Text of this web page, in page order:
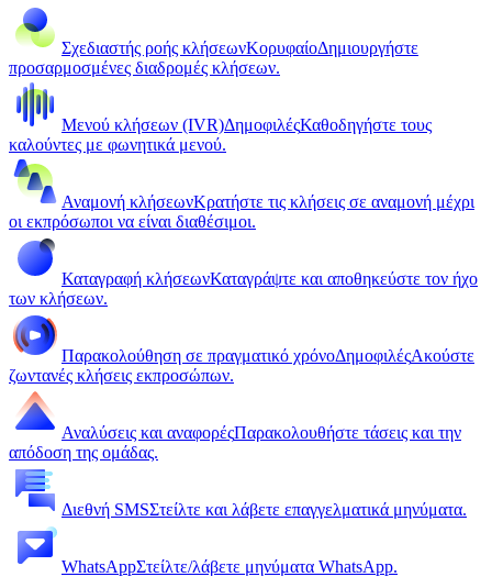
Σχεδιαστής ροής κλήσεωνΚορυφαίοΔημιουργήστε
προσαρμοσμένες διαδρομές κλήσεων.
Μενού κλήσεων (IVR)ΔημοφιλέςΚαθοδηγήστε τους
καλούντες με φωνητικά μενού.
Αναμονή κλήσεωνΚρατήστε τις κλήσεις σε αναμονή μέχρι
οι εκπρόσωποι να είναι διαθέσιμοι.
Καταγραφή κλήσεωνΚαταγράψτε και αποθηκεύστε τον ήχο
των κλήσεων.
Παρακολούθηση σε πραγματικό χρόνοΔημοφιλέςΑκούστε
ζωντανές κλήσεις εκπροσώπων.
Αναλύσεις και αναφορέςΠαρακολουθήστε τάσεις και την
απόδοση της ομάδας.
Διεθνή SMSΣτείλτε και λάβετε επαγγελματικά μηνύματα.
WhatsAppΣτείλτε/λάβετε μηνύματα WhatsApp.